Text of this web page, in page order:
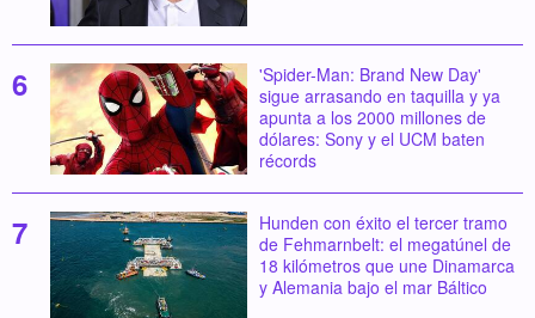
'Spider-Man: Brand New Day'
sigue arrasando en taquilla y ya
apunta a los 2000 millones de
dólares: Sony y el UCM baten
récords
Hunden con éxito el tercer tramo
de Fehmarnbelt: el megatúnel de
18 kilómetros que une Dinamarca
y Alemania bajo el mar Báltico